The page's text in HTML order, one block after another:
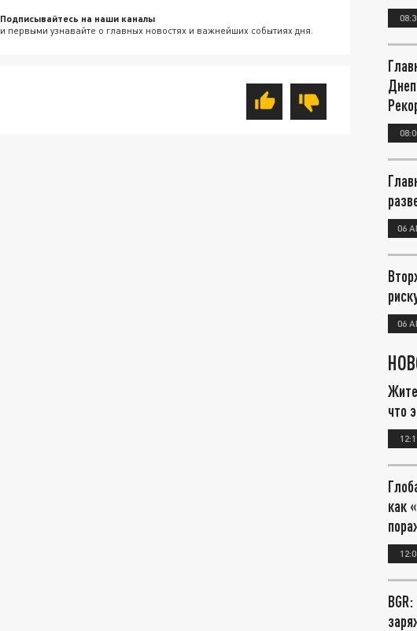
Подписывайтесь на наши каналы
и первыми узнавайте о главных новостях и важнейших событиях дня.
06
06
что
как